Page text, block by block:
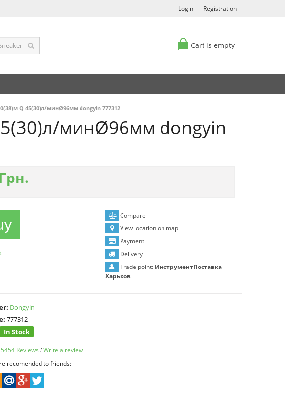
Login Registration
Cart is empty
Q 45(30)л/минØ96мм dongyin 777312
минØ96мм dongyin
Грн.
Compare
View location on map
Payment
Delivery
Trade point: ИнструментПоставка
Харьков
Dongyin
777312
In Stock
Reviews /Write a review
recomended to friends: